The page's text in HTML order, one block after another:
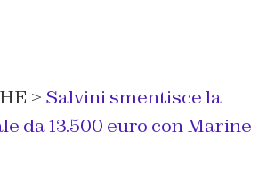
> Salvini smentisce la
da 13.500 euro con Marine